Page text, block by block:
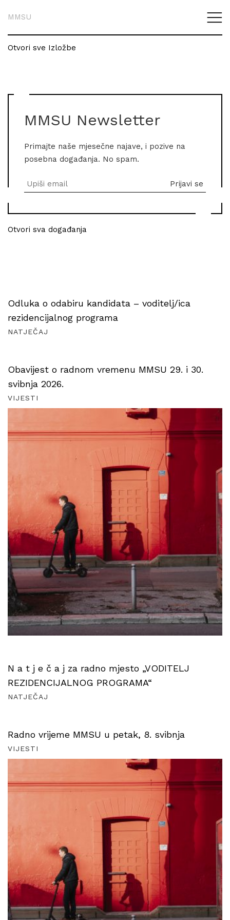
MMSU
Otvori sve Izložbe
MMSU Newsletter
Primajte naše mjesečne najave, i pozive na
posebna događanja. No spam.
Otvori sva događanja
Odluka o odabiru kandidata – voditelj/ica
rezidencijalnog programa
NATJEČAJ
Obavijest o radnom vremenu MMSU 29. i 30.
svibnja 2026.
VIJESTI
N a t j e č a j za radno mjesto „VODITELJ
REZIDENCIJALNOG PROGRAMA“
NATJEČAJ
Radno vrijeme MMSU u petak, 8. svibnja
VIJESTI